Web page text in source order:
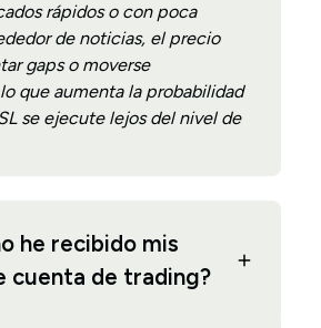
rápidos o con poca
de noticias, el precio
gaps o moverse
que aumenta la probabilidad
se ejecute lejos del nivel de
he recibido mis
cuenta de trading?